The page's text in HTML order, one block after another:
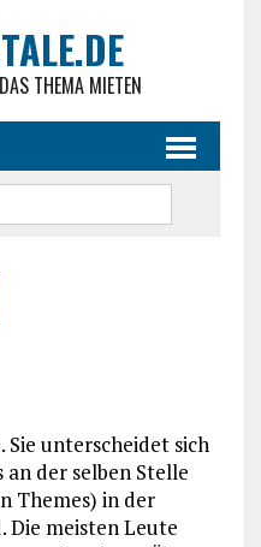
THEMA MIETEN
Sie unterscheidet sich
der selben Stelle
Themes) in der
Die meisten Leute